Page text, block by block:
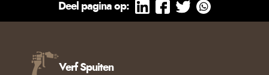
Deel pagina op:
Verf Spuiten